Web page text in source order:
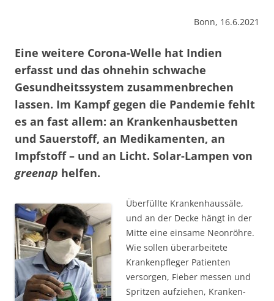
Bonn, 16.6.2021
Eine weitere Corona-Welle hat Indien
erfasst und das ohnehin schwache
Gesundheitssystem zusammenbrechen
lassen. Im Kampf gegen die Pandemie fehlt
es an fast allem: an Krankenhausbetten
und Sauerstoff, an Medikamenten, an
Impfstoff – und an Licht. Solar-Lampen von
greenap helfen.
Überfüllte Krankenhaussäle,
und an der Decke hängt in der
Mitte eine einsame Neonröhre.
Wie sollen überarbeitete
Krankenpfleger Patienten
versorgen, Fieber messen und
Spritzen aufziehen, Kranken­